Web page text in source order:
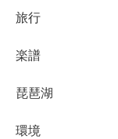
旅行
楽譜
琵琶湖
環境